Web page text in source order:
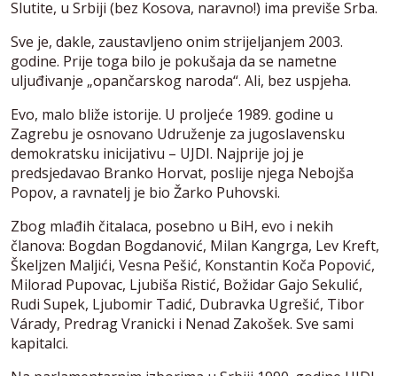
Slutite, u Srbiji (bez Kosova, naravno!) ima previše Srba.
Sve je, dakle, zaustavljeno onim strijeljanjem 2003.
godine. Prije toga bilo je pokušaja da se nametne
uljuđivanje „opančarskog naroda“. Ali, bez uspjeha.
Evo, malo bliže istorije. U proljeće 1989. godine u
Zagrebu je osnovano Udruženje za jugoslavensku
demokratsku inicijativu – UJDI. Najprije joj je
predsjedavao Branko Horvat, poslije njega Nebojša
Popov, a ravnatelj je bio Žarko Puhovski.
Zbog mlađih čitalaca, posebno u BiH, evo i nekih
članova: Bogdan Bogdanović, Milan Kangrga, Lev Kreft,
Škeljzen Maljići, Vesna Pešić, Konstantin Koča Popović,
Milorad Pupovac, Ljubiša Ristić, Božidar Gajo Sekulić,
Rudi Supek, Ljubomir Tadić, Dubravka Ugrešić, Tibor
Várady, Predrag Vranicki i Nenad Zakošek. Sve sami
kapitalci.